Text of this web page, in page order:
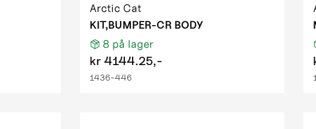
2011 700 PS EFT IPM desert red
2011 700 TRV PS EFT green metallic
2011 700 TRV RED light
2011 XC 450 EFT IPM black
Arctic Cat
KIT,BUMPER-CR BODY
8 på lager
kr4144.25,-
1436-446